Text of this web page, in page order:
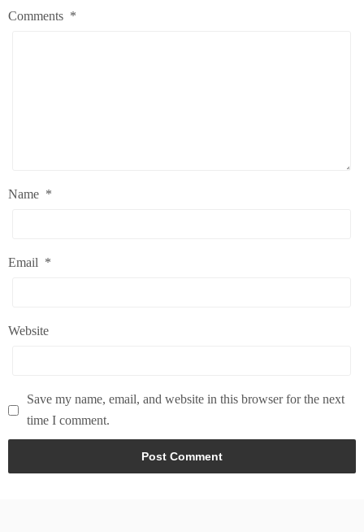
Comments *
Name *
Email *
Website
Save my name, email, and website in this browser for the next
time I comment.